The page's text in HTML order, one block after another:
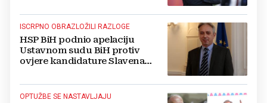
ISCRPNO OBRAZLOŽILI RAZLOGE
HSP BiH podnio apelaciju
Ustavnom sudu BiH protiv
ovjere kandidature Slavena
OPTUŽBE SE NASTAVLJAJU